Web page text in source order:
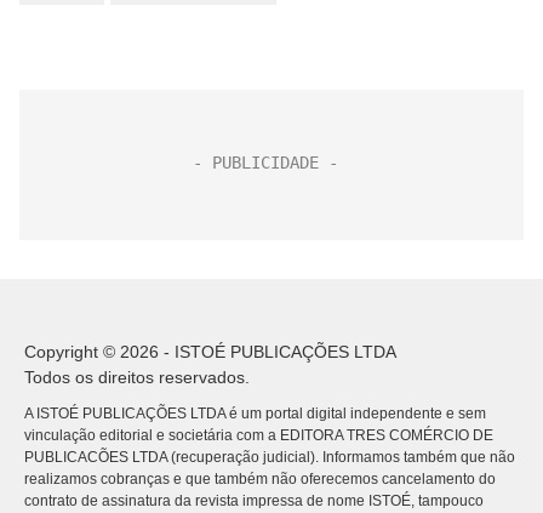
Copyright © 2026 - ISTOÉ PUBLICAÇÕES LTDA
Todos os direitos reservados.
A ISTOÉ PUBLICAÇÕES LTDA é um portal digital independente e sem
vinculação editorial e societária com a EDITORA TRES COMÉRCIO DE
PUBLICACÕES LTDA (recuperação judicial). Informamos também que não
realizamos cobranças e que também não oferecemos cancelamento do
contrato de assinatura da revista impressa de nome ISTOÉ, tampouco